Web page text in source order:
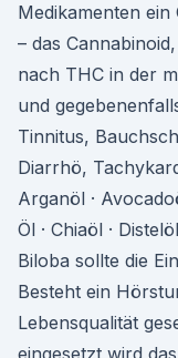
Medikamenten
– das
nach THC in der
und
Tinnitus,
Diarrhö,
Arganöl ·
Öl · Chiaöl ·
Biloba sollte die
Besteht ein
Lebensqualität
eingesetzt wird